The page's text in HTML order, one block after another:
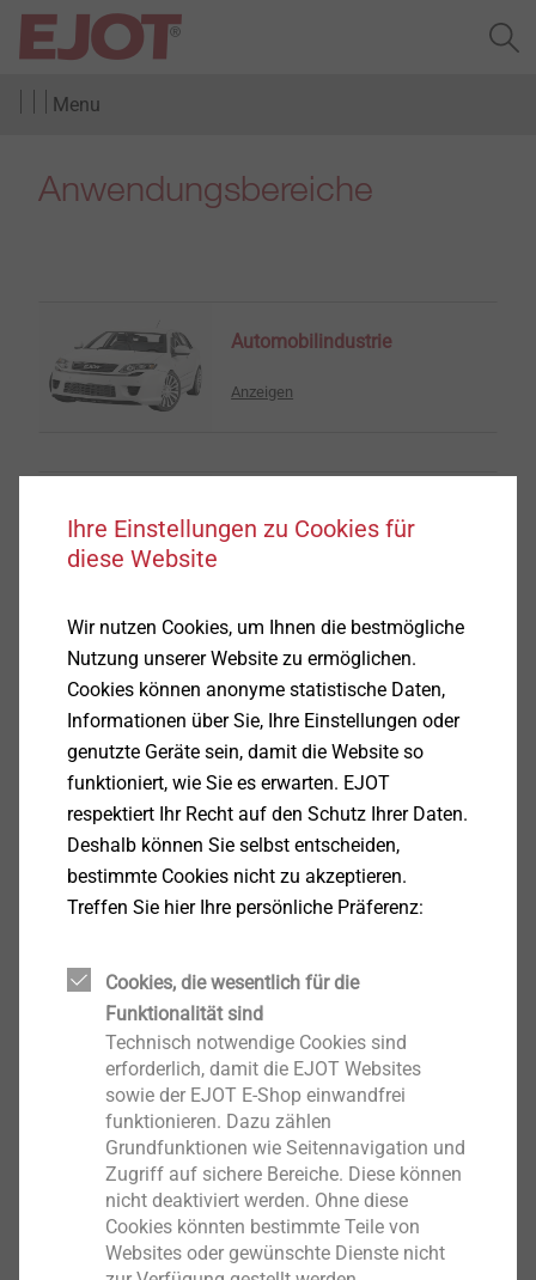
Menu
Anwendungsbereiche
Automobilindustrie
Anzeigen
Medizintechnik
Erneuerbare Energien, Klima,
Heizung
Anzeigen
Garten, Land- und
Forstwirtschaft
Anzeigen
Haushaltsgeräte
Anzeigen
Luftfahrt
Anzeigen
Ihre Einstellungen zu Cookies für
diese Website
Wir nutzen Cookies, um Ihnen die bestmögliche
Nutzung unserer Website zu ermöglichen.
Cookies können anonyme statistische Daten,
Informationen über Sie, Ihre Einstellungen oder
genutzte Geräte sein, damit die Website so
funktioniert, wie Sie es erwarten. EJOT
respektiert Ihr Recht auf den Schutz Ihrer Daten.
Deshalb können Sie selbst entscheiden,
bestimmte Cookies nicht zu akzeptieren.
Treffen Sie hier Ihre persönliche Präferenz:
Cookies, die wesentlich für die
Funktionalität sind
Technisch notwendige Cookies sind
erforderlich, damit die EJOT Websites
sowie der EJOT E-Shop einwandfrei
funktionieren. Dazu zählen
Grundfunktionen wie Seitennavigation und
Zugriff auf sichere Bereiche. Diese können
nicht deaktiviert werden. Ohne diese
Cookies könnten bestimmte Teile von
Websites oder gewünschte Dienste nicht